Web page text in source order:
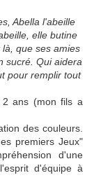
Abella l'abeille
elle butine
que ses amies
sucré. Qui aidera
pour remplir tout
ans (mon fils a
des couleurs.
premiers Jeux"
d'une
d'équipe à